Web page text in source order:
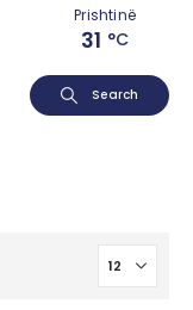
Prishtinë
31 °C
Search